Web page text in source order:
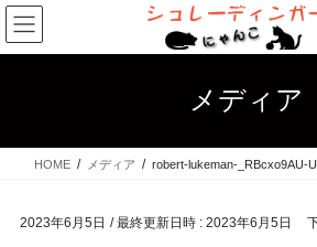
コ
ン
テ
ス
ナ
ビ
ゲ
ン
メディア
HOME メディア robert-lukeman-_RBcxo9AU-
2023年6月5日 / 最終更新日時 : 2023年6月5日